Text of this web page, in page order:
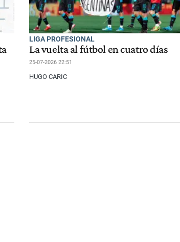
LIGA PROFESIONAL
La vuelta al fútbol en cuatro días
25-07-2026 22:51
HUGO CARIC